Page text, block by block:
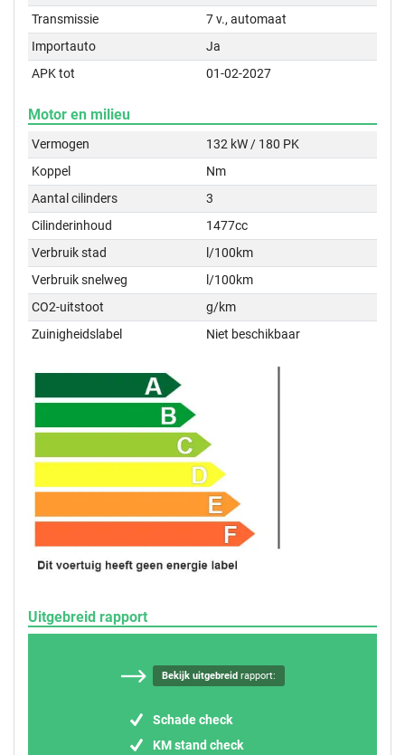
Transmissie
7 v., automaat
Importauto
Ja
APK tot
01-02-2027
Motor en milieu
Vermogen
132 kW / 180 PK
Koppel
Nm
Aantal cilinders
3
Cilinderinhoud
1477cc
Verbruik stad
l/100km
Verbruik snelweg
l/100km
CO2-uitstoot
g/km
Zuinigheidslabel
Niet beschikbaar
Uitgebreid rapport
Bekijk uitgebreidrapport:
Schade check
KM stand check